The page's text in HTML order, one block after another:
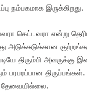
நம்பகமாக இருக்கிறது.
கெட்டவரா என்று
அடுக்கடுக்கான
திரும்பி அவருக்கு
பரபரப்பான திருப்பங்கள்.